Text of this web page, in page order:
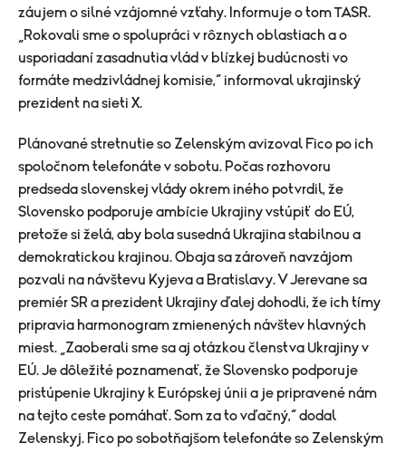
záujem o silné vzájomné vzťahy. Informuje o tom TASR.
„Rokovali sme o spolupráci v rôznych oblastiach a o
usporiadaní zasadnutia vlád v blízkej budúcnosti vo
formáte medzivládnej komisie,“ informoval ukrajinský
prezident na sieti X.
Plánované stretnutie so Zelenským avizoval Fico po ich
spoločnom telefonáte v sobotu. Počas rozhovoru
predseda slovenskej vlády okrem iného potvrdil, že
Slovensko podporuje ambície Ukrajiny vstúpiť do EÚ,
pretože si želá, aby bola susedná Ukrajina stabilnou a
demokratickou krajinou. Obaja sa zároveň navzájom
pozvali na návštevu Kyjeva a Bratislavy. V Jerevane sa
premiér SR a prezident Ukrajiny ďalej dohodli, že ich tímy
pripravia harmonogram zmienených návštev hlavných
miest. „Zaoberali sme sa aj otázkou členstva Ukrajiny v
EÚ. Je dôležité poznamenať, že Slovensko podporuje
pristúpenie Ukrajiny k Európskej únii a je pripravené nám
na tejto ceste pomáhať. Som za to vďačný,“ dodal
Zelenskyj. Fico po sobotňajšom telefonáte so Zelenským